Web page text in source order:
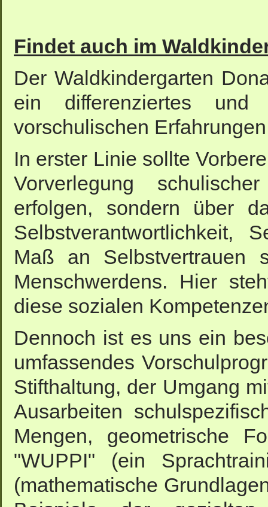
Findet auch im
Der Waldkindergarten
ein differenziertes
vorschulischen
In erster Linie sollte
Vorverlegung
erfolgen, sondern über
Selbstverantwortlichkeit,
Maß an Selbstvertrauen
Menschwerdens. Hier
diese sozialen
Dennoch ist es uns ein
umfassendes
Stifthaltung, der Umgang
Ausarbeiten
Mengen, geometrische
"WUPPI" (ein
(mathematische